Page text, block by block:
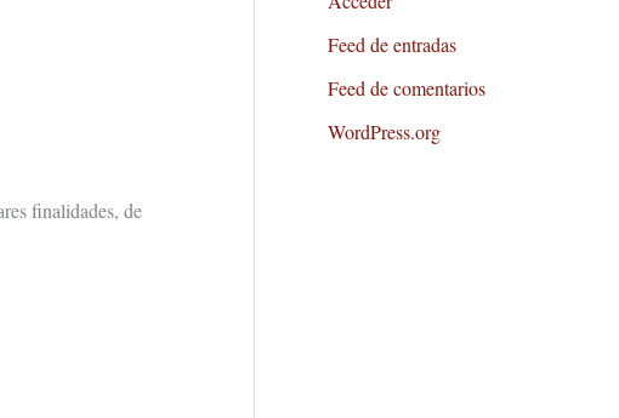
finalidades, de
Feed de entradas
Feed de comentarios
WordPress.org